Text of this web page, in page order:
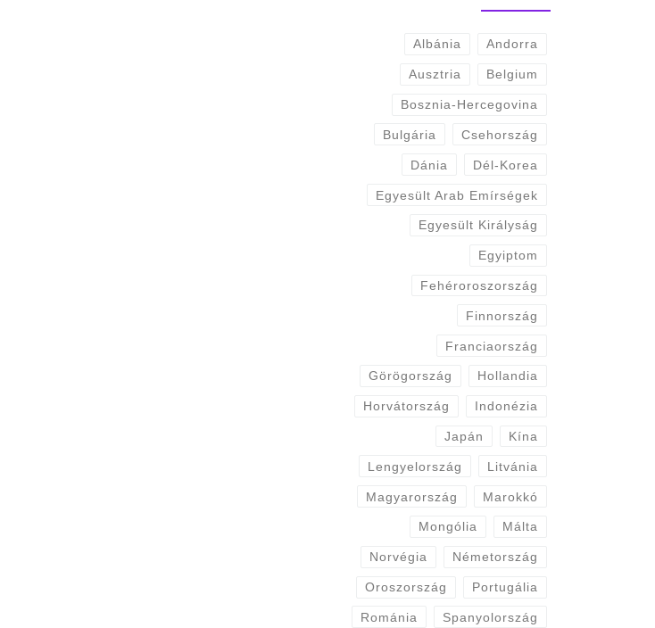
Albánia Andorra
Ausztria Belgium
Bosznia-Hercegovina
Bulgária Csehország
Dánia Dél-Korea
Egyesült Arab Emírségek
Egyesült Királyság
Egyiptom
Fehéroroszország
Finnország
Franciaország
Görögország Hollandia
Horvátország Indonézia
Japán Kína
Lengyelország Litvánia
Magyarország Marokkó
Mongólia Málta
Norvégia Németország
Oroszország Portugália
Románia Spanyolország